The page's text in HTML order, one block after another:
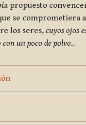
propuesto
se comprometiera
los seres, cuyos ojos
un poco de polvo..
Page